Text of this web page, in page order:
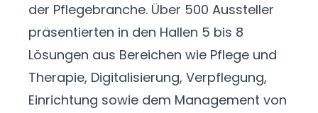
der Pflegebranche. Über 500 Aussteller
präsentierten in den Hallen 5 bis 8
Lösungen aus Bereichen wie Pflege und
Therapie, Digitalisierung, Verpflegung,
Einrichtung sowie dem Management von